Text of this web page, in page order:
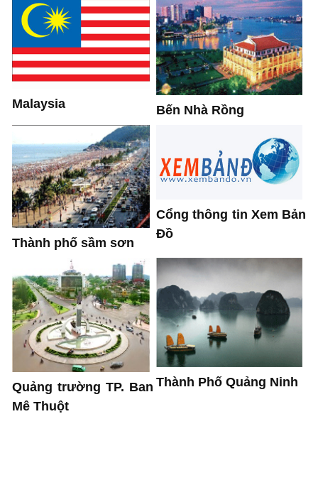
Malaysia Bến Nhà Rồng
Thành phố sầm sơn
Cổng thông tin Xem Bản
Đồ
Quảng trường TP. Ban
Mê Thuột
Thành Phố Quảng Ninh